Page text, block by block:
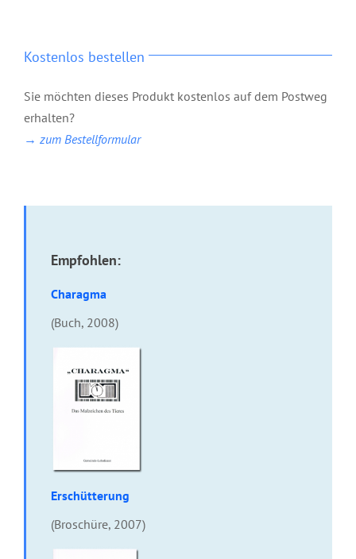
Kostenlos bestellen
Sie möchten dieses Produkt kostenlos auf dem Postweg
erhalten?
→ zum Bestellformular
Empfohlen:
Charagma
(Buch, 2008)
Erschütterung
(Broschüre, 2007)